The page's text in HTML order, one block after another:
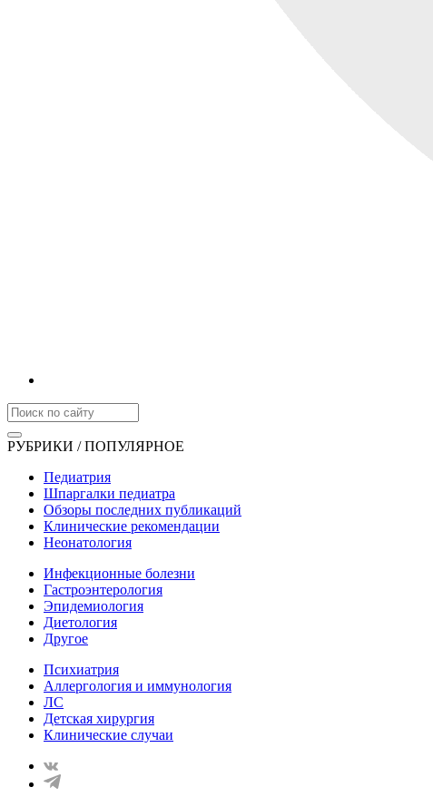
РУБРИКИ / ПОПУЛЯРНОЕ
Педиатрия
Шпаргалки педиатра
Обзоры последних публикаций
Клинические рекомендации
Неонатология
Инфекционные болезни
Гастроэнтерология
Эпидемиология
Диетология
Другое
Психиатрия
Аллергология и иммунология
ЛС
Детская хирургия
Клинические случаи